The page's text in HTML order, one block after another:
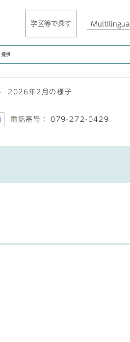
学区等で探す Multilingual
2026年2月の様子
電話番号： 079-272-0429